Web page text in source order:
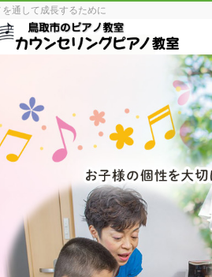
を通して成長するために